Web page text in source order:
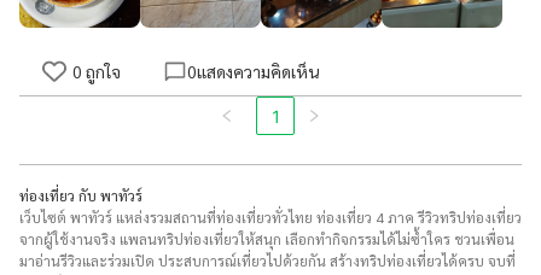
0 ถูกใจ 0แสดงความคิดเห็น
1
ท่องเที่ยว กับ พาทัวร์
เว็บไซต์ พาทัวร์ แหล่งรวมสถานที่ท่องเที่ยวทั่วไทย ท่องเที่ยว 4 ภาค รีวิวทริปท่องเที่ยว
จากผู้ใช้งานจริง แพลนทริปท่องเที่ยวให้สนุก เลือกทำกิจกรรมได้ไม่ซ้ำใคร ชวนเพื่อน
มาอ่านรีวิวและร่วมเปิด ประสบการณ์เที่ยวไปด้วยกัน สร้างทริปท่องเที่ยวได้ครบ จบที่